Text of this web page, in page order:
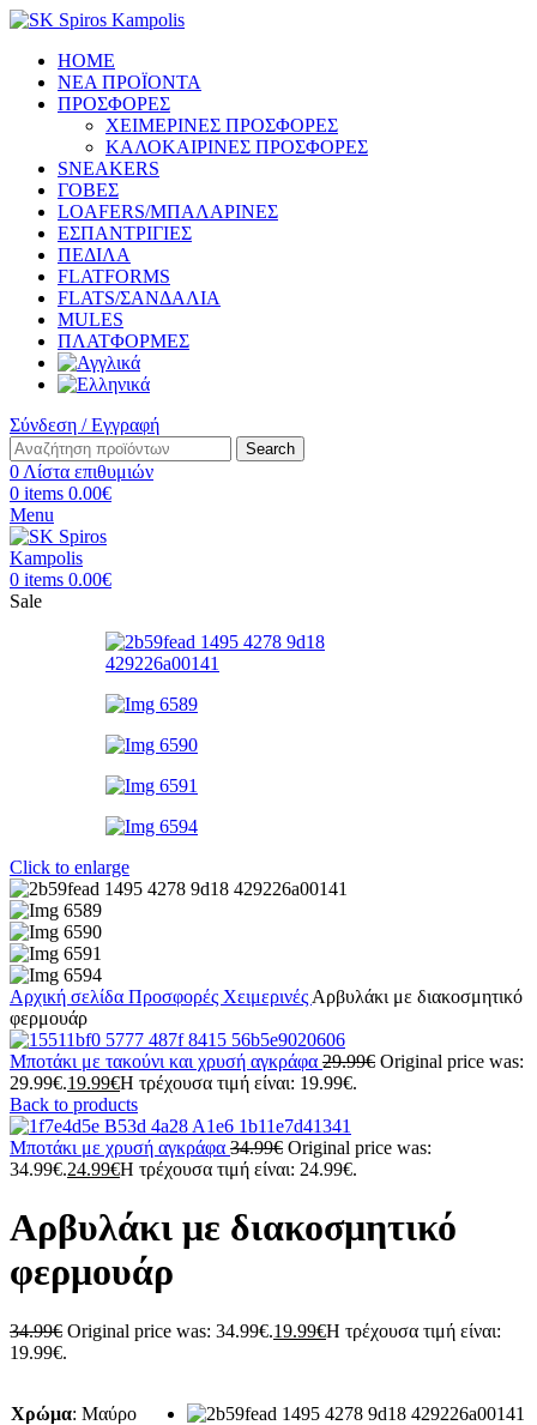
HOME
ΝΕΑ ΠΡΟΪΟΝΤΑ
ΠΡΟΣΦΟΡΕΣ
ΧΕΙΜΕΡΙΝΕΣ ΠΡΟΣΦΟΡΕΣ
ΚΑΛΟΚΑΙΡΙΝΕΣ ΠΡΟΣΦΟΡΕΣ
SNEAKERS
ΓΟΒΕΣ
LOAFERS/ΜΠΑΛΑΡΙΝΕΣ
ΕΣΠΑΝΤΡΙΓΙΕΣ
ΠΕΔΙΛΑ
FLATFORMS
FLATS/ΣΑΝΔΑΛΙΑ
MULES
ΠΛΑΤΦΟΡΜΕΣ
Σύνδεση / Εγγραφή
Search
0 Λίστα επιθυμιών
0 items 0.00€
Menu
0 items 0.00€
Sale
Click to enlarge
Αρχική σελίδα Προσφορές Χειμερινές Αρβυλάκι με διακοσμητικό
φερμουάρ
Μποτάκι με τακούνι και χρυσή αγκράφα 29.99€ Original price was:
29.99€.19.99€Η τρέχουσα τιμή είναι: 19.99€.
Back to products
Μποτάκι με χρυσή αγκράφα 34.99€ Original price was:
34.99€.24.99€Η τρέχουσα τιμή είναι: 24.99€.
Αρβυλάκι με διακοσμητικό
φερμουάρ
34.99€ Original price was: 34.99€.19.99€Η τρέχουσα τιμή είναι:
19.99€.
Χρώμα: Μαύρο